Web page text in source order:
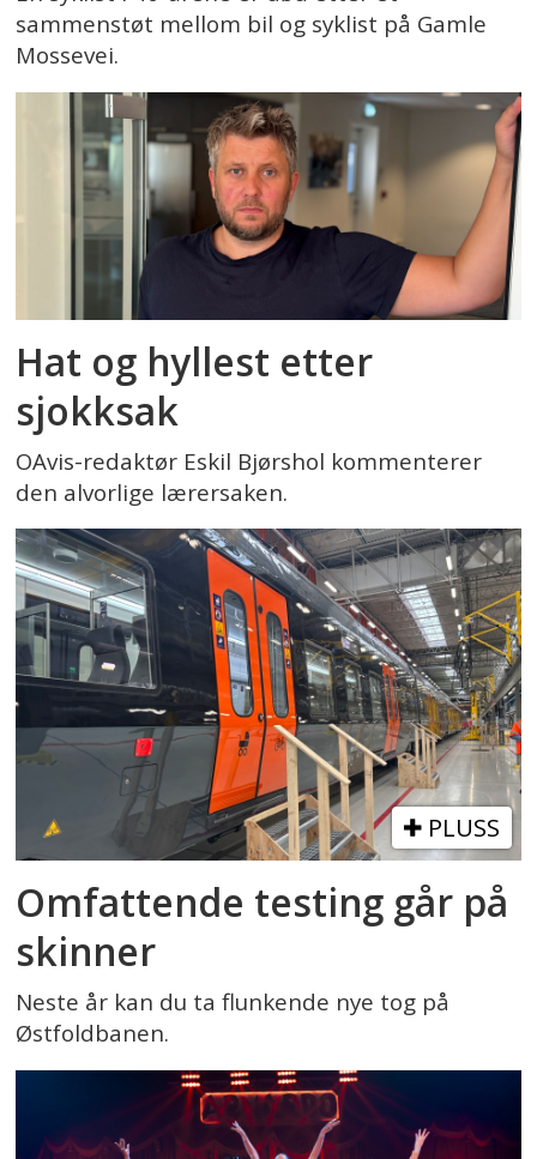
sammenstøt mellom bil og syklist på Gamle
Mossevei.
Hat og hyllest etter
sjokksak
OAvis-redaktør Eskil Bjørshol kommenterer
den alvorlige lærersaken.
PLUSS
Omfattende testing går på
skinner
Neste år kan du ta flunkende nye tog på
Østfoldbanen.